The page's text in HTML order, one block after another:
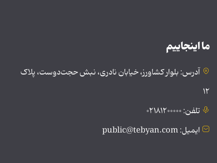
ما اینجاییم
آدرس: بلوار کشاورز، خیابان نادری، نبش حجت‌دوست، پلاک
۱۲
تلفن: ۰۲۱۸۱۲۰۰۰۰۰
ایمیل: public@tebyan.com